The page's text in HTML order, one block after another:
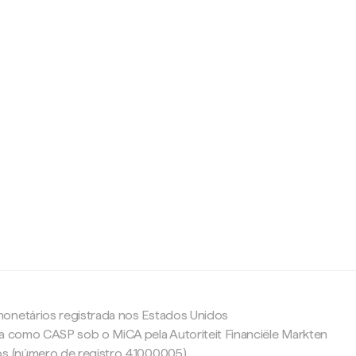
registrada nos Estados Unidos
como CASP sob o MiCA pela Autoriteit Financiële Markten